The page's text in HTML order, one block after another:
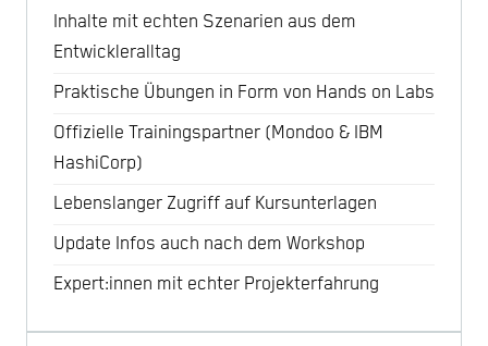
Inhalte mit echten Szenarien aus dem
Entwickleralltag
Praktische Übungen in Form von Hands on Labs
Offizielle Trainingspartner (Mondoo & IBM
HashiCorp)
Lebenslanger Zugriff auf Kursunterlagen
Update Infos auch nach dem Workshop
Expert:innen mit echter Projekterfahrung